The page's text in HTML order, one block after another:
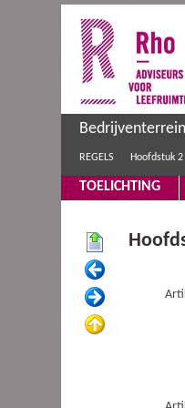
REGELS Hoofdstuk 2
TOELICHTING